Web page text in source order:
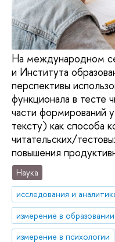
На международном
и Института
перспективы
функционала в тесте
части формирований
тексту) как способа
читательских/
повышения
Наука
исследования и
измерение в образовании
измерение в психологии